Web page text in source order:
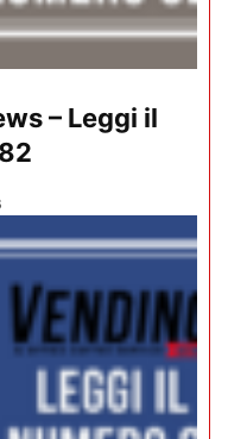
– Leggi il